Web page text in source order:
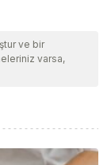
ve bir
varsa,